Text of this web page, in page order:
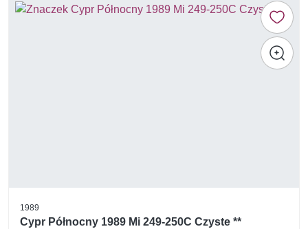
1989
Cypr Północny 1989 Mi 249-250C Czyste **